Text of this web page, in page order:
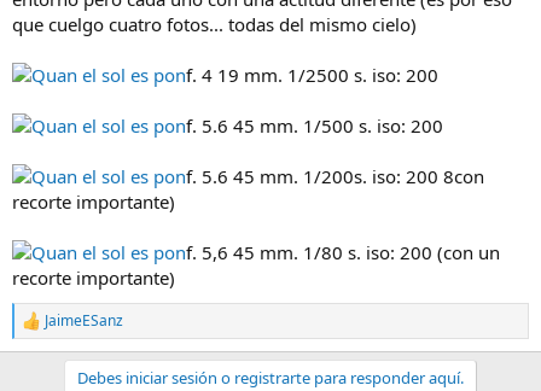
que cuelgo cuatro fotos... todas del mismo cielo)
f. 4 19 mm. 1/2500 s. iso: 200
f. 5.6 45 mm. 1/500 s. iso: 200
f. 5.6 45 mm. 1/200s. iso: 200 8con
recorte importante)
f. 5,6 45 mm. 1/80 s. iso: 200 (con un
recorte importante)
R
e
JaimeESanz
Debes iniciar sesión o registrarte para responder aquí.